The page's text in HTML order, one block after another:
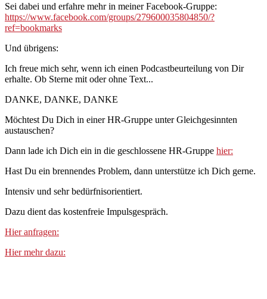
Sei dabei und erfahre mehr in meiner Facebook-Gruppe:
https://www.facebook.com/groups/279600035804850/?
ref=bookmarks
Und übrigens:
Ich freue mich sehr, wenn ich einen Podcastbeurteilung von Dir
erhalte. Ob Sterne mit oder ohne Text...
DANKE, DANKE, DANKE
Möchtest Du Dich in einer HR-Gruppe unter Gleichgesinnten
austauschen?
Dann lade ich Dich ein in die geschlossene HR-Gruppe hier:
Hast Du ein brennendes Problem, dann unterstütze ich Dich gerne.
Intensiv und sehr bedürfnisorientiert.
Dazu dient das kostenfreie Impulsgespräch.
Hier anfragen:
Hier mehr dazu: